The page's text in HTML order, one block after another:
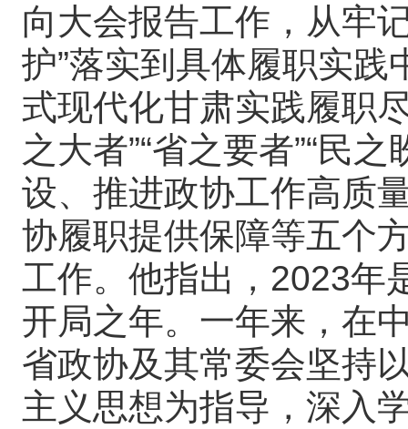
向大会报告工作，从牢
护”落实到具体履职实
式现代化甘肃实践履职
之大者”“省之要者”“民
设、推进政协工作高质
协履职提供保障等五个
工作。他指出，2023年
开局之年。一年来，在
省政协及其常委会坚持
主义思想为指导，深入